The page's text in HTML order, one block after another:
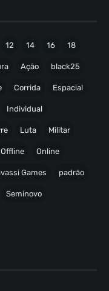
12 14 16 18
Ação black25
Corrida Espacial
Individual
Luta Militar
Offline Online
Games padrão
Seminovo